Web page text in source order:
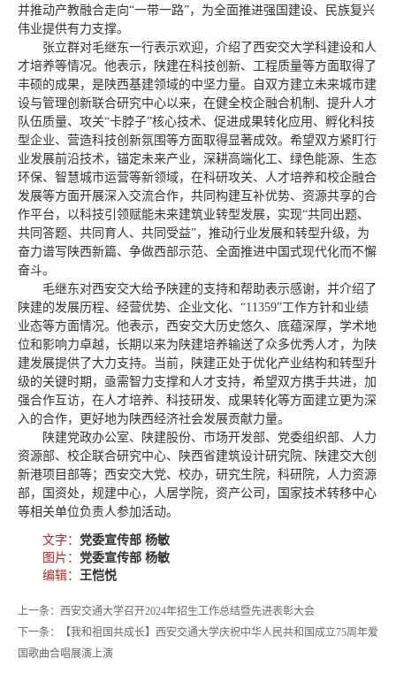
并推动产教融合走向“一带一路”，为全面推进强国建设、民族复兴
伟业提供有力支撑。
张立群对毛继东一行表示欢迎，介绍了西安交大学科建设和人
才培养等情况。他表示，陕建在科技创新、工程质量等方面取得了
丰硕的成果，是陕西基建领域的中坚力量。自双方建立未来城市建
设与管理创新联合研究中心以来，在健全校企融合机制、提升人才
队伍质量、攻关“卡脖子”核心技术、促进成果转化应用、孵化科技
型企业、营造科技创新氛围等方面取得显著成效。希望双方紧盯行
业发展前沿技术，锚定未来产业，深耕高端化工、绿色能源、生态
环保、智慧城市运营等新领域，在科研攻关、人才培养和校企融合
发展等方面开展深入交流合作，共同构建互补优势、资源共享的合
作平台，以科技引领赋能未来建筑业转型发展，实现“共同出题、
共同答题、共同育人、共同受益”，推动行业发展和转型升级，为
奋力谱写陕西新篇、争做西部示范、全面推进中国式现代化而不懈
奋斗。
毛继东对西安交大给予陕建的支持和帮助表示感谢，并介绍了
陕建的发展历程、经营优势、企业文化、“11359”工作方针和业绩
业态等方面情况。他表示，西安交大历史悠久、底蕴深厚，学术地
位和影响力卓越，长期以来为陕建培养输送了众多优秀人才，为陕
建发展提供了大力支持。当前，陕建正处于优化产业结构和转型升
级的关键时期，亟需智力支撑和人才支持，希望双方携手共进，加
强合作互访，在人才培养、科技研发、成果转化等方面建立更为深
入的合作，更好地为陕西经济社会发展贡献力量。
陕建党政办公室、陕建股份、市场开发部、党委组织部、人力
资源部、校企联合研究中心、陕西省建筑设计研究院、陕建交大创
新港项目部等；西安交大党、校办，研究生院，科研院，人力资源
部，国资处，规建中心，人居学院，资产公司，国家技术转移中心
等相关单位负责人参加活动。
文字： 党委宣传部 杨敏
图片： 党委宣传部 杨敏
编辑： 王恺悦
上一条：西安交通大学召开2024年招生工作总结暨先进表彰大会
下一条：【我和祖国共成长】西安交通大学庆祝中华人民共和国成立75周年爱
国歌曲合唱展演上演